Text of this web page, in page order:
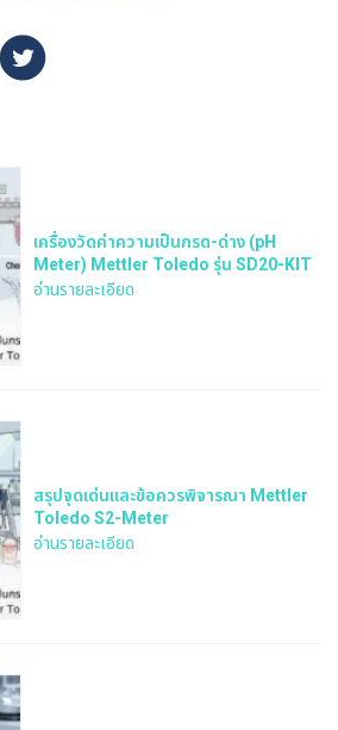
เครื่องวัดค่าความเป็นกรด-ด่าง (pH
Meter) Mettler Toledo รุ่น SD20-KIT
อ่านรายละเอียด
สรุปจุดเด่นและข้อควรพิจารณา Mettler
Toledo S2-Meter
อ่านรายละเอียด